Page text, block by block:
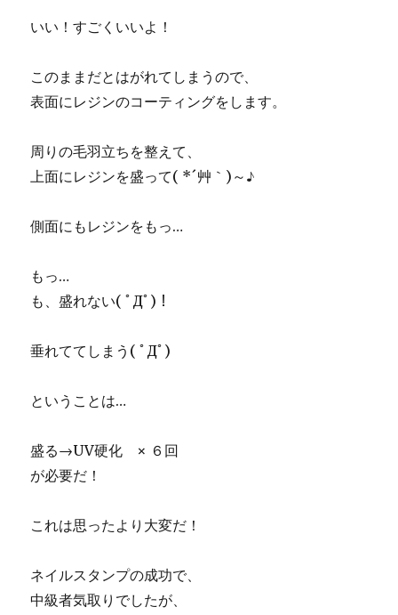
いい！すごくいいよ！
このままだとはがれてしまうので、
表面にレジンのコーティングをします。
周りの毛羽立ちを整えて、
上面にレジンを盛って( *´艸｀)～♪
側面にもレジンをもっ…
もっ…
も、盛れない( ﾟДﾟ)！
垂れててしまう( ﾟДﾟ)
ということは…
盛る→UV硬化 × ６回
が必要だ！
これは思ったより大変だ！
ネイルスタンプの成功で、
中級者気取りでしたが、